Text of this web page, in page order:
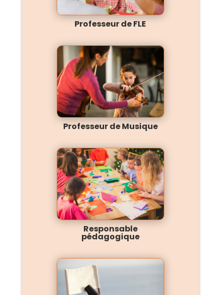
Professeur de FLE
Professeur de Musique
Responsable
pédagogique